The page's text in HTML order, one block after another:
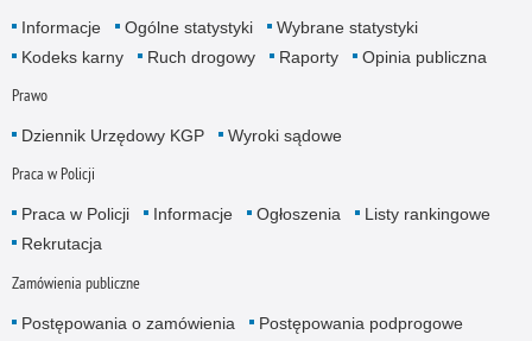
Informacje Ogólne statystyki
Wybrane statystyki
Kodeks karny
Ruch drogowy Raporty Opinia publiczna
Prawo
Dziennik Urzędowy KGP Wyroki sądowe
Praca w Policji
Praca w Policji Informacje Ogłoszenia
Listy rankingowe
Rekrutacja
Zamówienia publiczne
Postępowania o zamówienia
Postępowania podprogowe